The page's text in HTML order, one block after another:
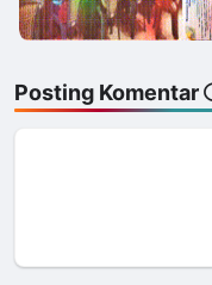
Posting Komentar